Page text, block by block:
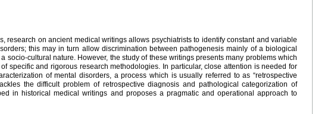
research on ancient medical writings allows psychiatrists to identify constant and variable
this may in turn allow discrimination between pathogenesis mainly of a biological
socio-cultural nature. However, the study of these writings presents many problems which
specific and rigorous research methodologies. In particular, close attention is needed for
of mental disorders, a process which is usually referred to as “retrospective
the difficult problem of retrospective diagnosis and pathological categorization of
in historical medical writings and proposes a pragmatic and operational approach to